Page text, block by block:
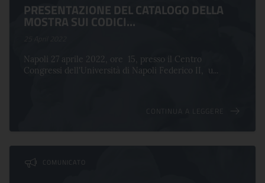
PRESENTAZIONE DEL CATALOGO DELLA
MOSTRA SUI CODICI...
Napoli 27 aprile 2022, ore 15, presso il Centro
Congressi dell'Università di Napoli Federico II, u...
CONTINUA A LEGGERE
COMUNICATO